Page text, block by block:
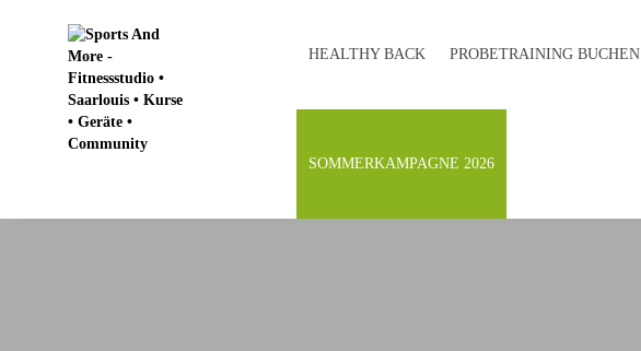
HEALTHY BACK PROBE­TRAINING BUCHEN
SOMMERKAMPAGNE 2026